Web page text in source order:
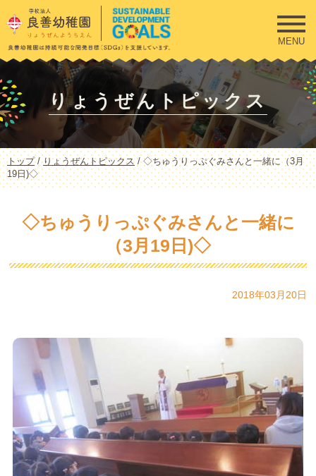
このページの本文へ
MENU
りょうぜんトピックス
現
在
の
トップ/りょうぜんトピックス /◇ちゅうりっぷぐみさんと一緒に（3月
19日)◇
◇ちゅうりっぷぐみさんと一緒に
（3月19日)◇
2018年03月20日